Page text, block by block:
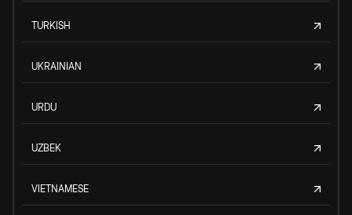
TURKISH
UKRAINIAN
URDU
UZBEK
VIETNAMESE